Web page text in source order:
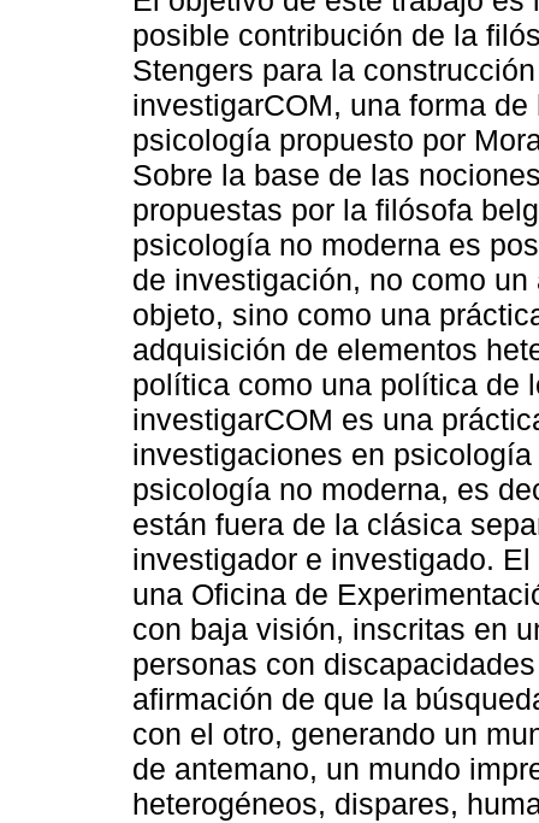
posible contribución de la
Stengers para la
investigarCOM, una forma de
psicología propuesto por
Sobre la base de las
propuestas por la filósofa
psicología no moderna es
de investigación, no como
objeto, sino como una
adquisición de elementos
política como una política de
investigarCOM es una
investigaciones en
psicología no moderna, es
están fuera de la clásica
investigador e investigado.
una Oficina de
con baja visión, inscritas en
personas con
afirmación de que la
con el otro, generando un
de antemano, un mundo
heterogéneos, dispares,